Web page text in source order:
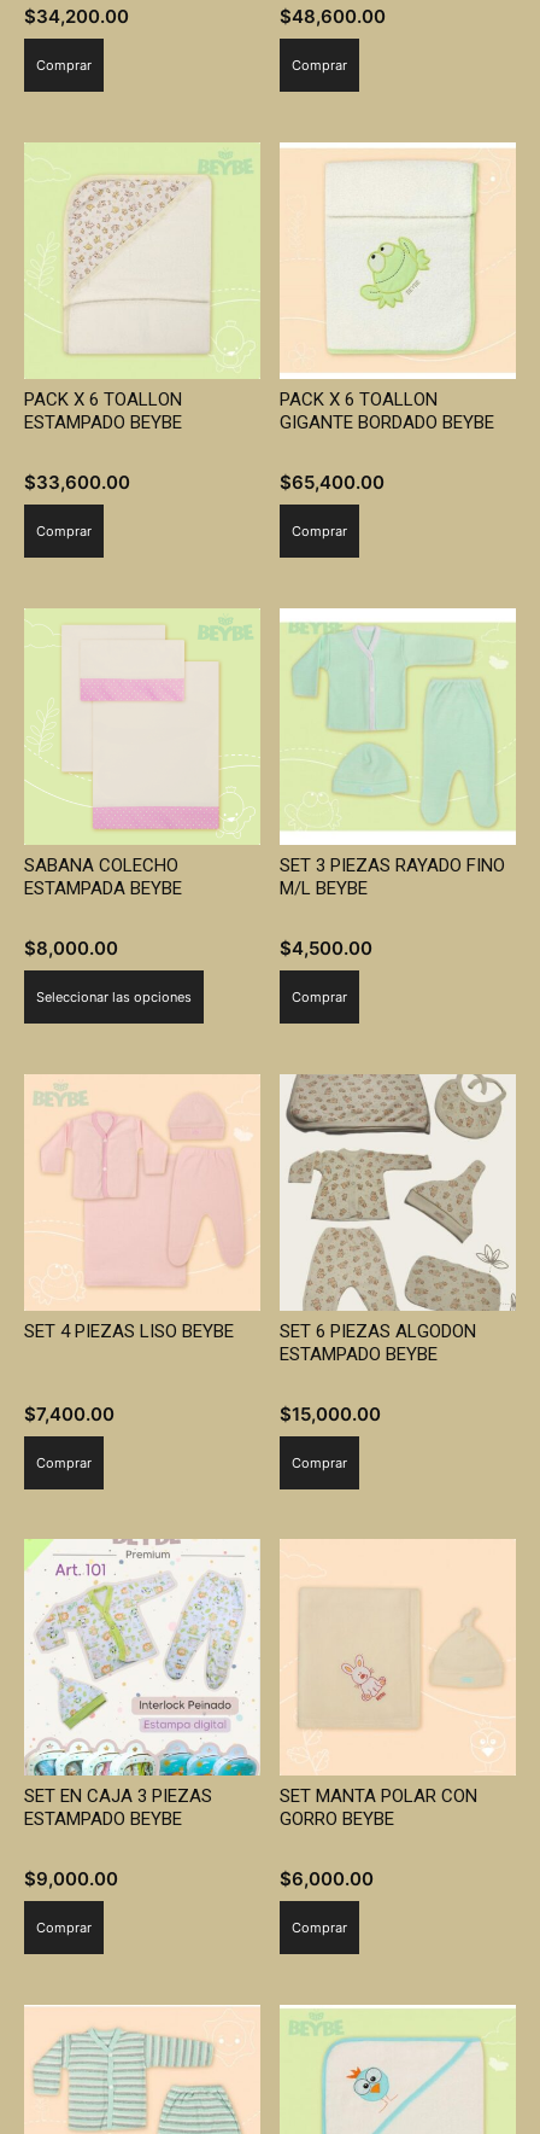
$34,200.00
Comprar
$48,600.00
Comprar
PACK X 6 TOALLON
ESTAMPADO BEYBE
$33,600.00
Comprar
PACK X 6 TOALLON
GIGANTE BORDADO BEYBE
$65,400.00
Comprar
SABANA COLECHO
ESTAMPADA BEYBE
$8,000.00
Seleccionar las opciones
múltiples
variantes.
pueden
en
página
SET 3 PIEZAS RAYADO FINO
M/L BEYBE
$4,500.00
Comprar
SET 4 PIEZAS LISO BEYBE
$7,400.00
Comprar
SET 6 PIEZAS ALGODON
ESTAMPADO BEYBE
$15,000.00
Comprar
SET EN CAJA 3 PIEZAS
ESTAMPADO BEYBE
$9,000.00
Comprar
SET MANTA POLAR CON
GORRO BEYBE
$6,000.00
Comprar